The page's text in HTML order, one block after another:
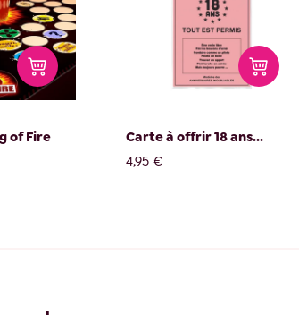
of Fire
Carte à offrir 18 ans...
4,95 €